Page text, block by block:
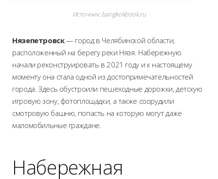
Источник: bangkokbook.ru
Нязепетровск— город в Челябинской области,
расположенный на берегу реки Нязя. Набережную
начали реконструировать в 2021 году и к настоящему
моменту она стала одной из достопримечательностей
города. Здесь обустроили пешеходные дорожки, детскую
игровую зону, фотоплощадки, а также соорудили
смотровую башню, попасть на которую могут даже
маломобильные граждане.
Набережная